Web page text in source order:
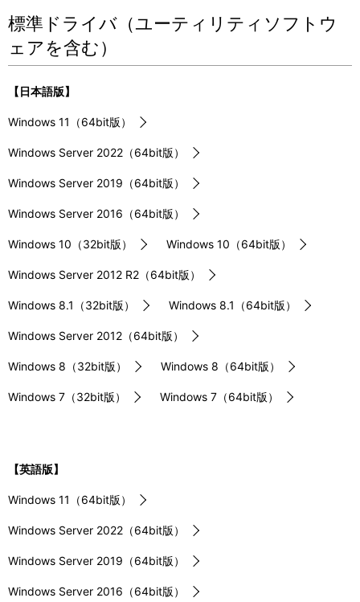
標準ドライバ（ユーティリティソフトウ
ェアを含む）
【日本語版】
Windows 11（64bit版）
Windows Server 2022（64bit版）
Windows Server 2019（64bit版）
Windows Server 2016（64bit版）
Windows 10（32bit版） Windows 10（64bit版）
Windows Server 2012 R2（64bit版）
Windows 8.1（32bit版） Windows 8.1（64bit版）
Windows Server 2012（64bit版）
Windows 8（32bit版） Windows 8（64bit版）
Windows 7（32bit版） Windows 7（64bit版）
【英語版】
Windows 11（64bit版）
Windows Server 2022（64bit版）
Windows Server 2019（64bit版）
Windows Server 2016（64bit版）